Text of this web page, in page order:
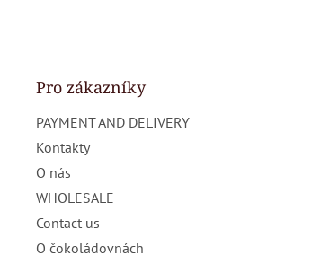
Pro zákazníky
PAYMENT AND DELIVERY
Kontakty
O nás
WHOLESALE
Contact us
O čokoládovnách